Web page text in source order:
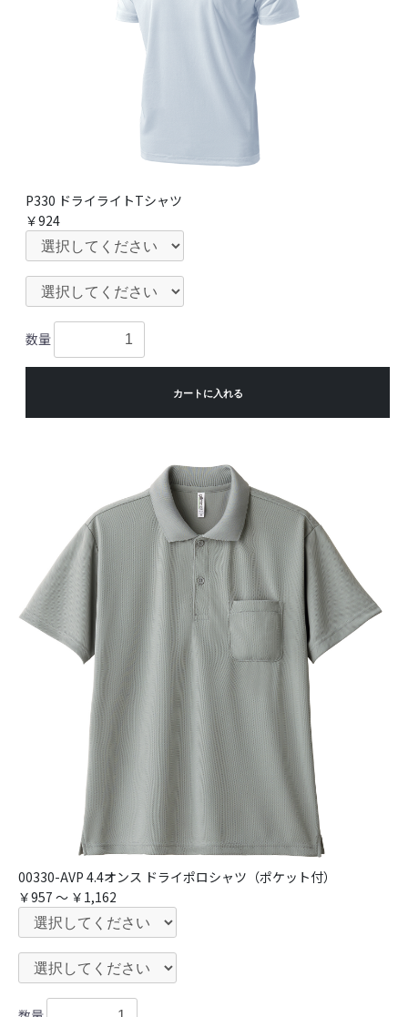
P330 ドライライトTシャツ
￥924
数量
カートに入れる
00330-AVP 4.4オンス ドライポロシャツ（ポケット付）
￥957 ～ ￥1,162